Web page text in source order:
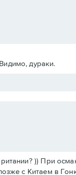
дураки.
)) При
с Китаем в